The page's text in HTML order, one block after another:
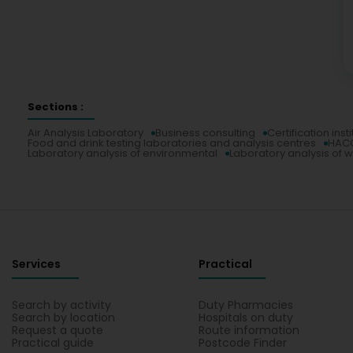
Sections :
Air Analysis Laboratory
Business consulting Certification
Food and drink testing laboratories and analysis centres
Laboratory analysis of environmental Laboratory analysis of
Services
Search by activity
Search by location
Request a quote
Practical guide
Practical
Duty Pharmacies
Hospitals on duty
Route information
Postcode Finder